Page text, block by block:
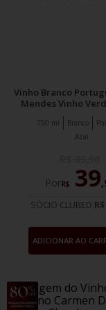
Vinho Branco
Mendes Vinho
Branco
750 ml
Azal
PorR$ 39,
SÓCIO CLUBED:
ADICIONAR AO
10%
OFF